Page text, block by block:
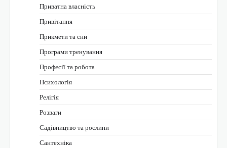
Приватна власність
Привітання
Прикмети та сни
Програми тренування
Професії та робота
Психологія
Релігія
Розваги
Садівництво та рослини
Сантехніка